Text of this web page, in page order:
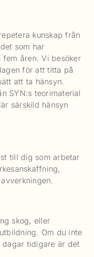
kunskap från
som har
fem åren. Vi besöker
för att titta på
att ta hänsyn.
SYN:s teorimaterial
särskild hänsyn
till dig som arbetar
skog, eller
Om du inte
dagar tidigare är det